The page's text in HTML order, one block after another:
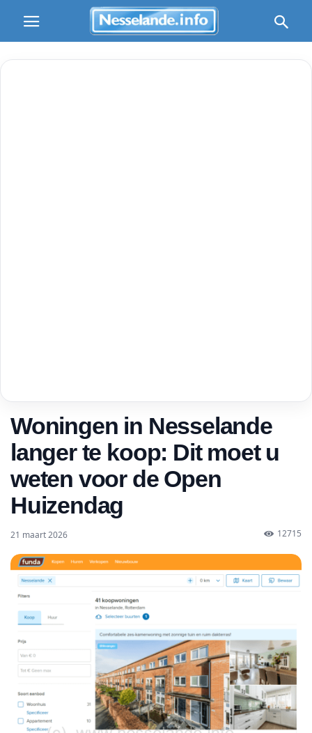
Woningen in Nesselande
langer te koop: Dit moet u
weten voor de Open
Huizendag
21 maart 2026 12715